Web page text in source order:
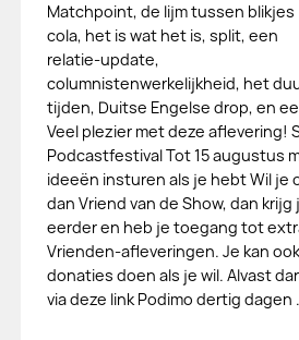
Matchpoint, de lijm tussen blikjes
cola, het is wat het is, split, een
relatie-update,
columnistenwerkelijkheid, het
tijden, Duitse Engelse drop, en
Veel plezier met deze aflevering!
Podcastfestival Tot 15 augustus
ideeën insturen als je hebt Wil je
dan Vriend van de Show, dan
eerder en heb je toegang tot
Vrienden-afleveringen. Je kan
donaties doen als je wil. Alvast
via deze link Podimo dertig dagen